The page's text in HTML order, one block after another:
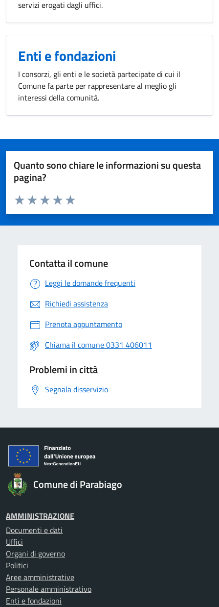
servizi erogati dagli uffici.
Enti e fondazioni
I consorzi, gli enti e le società partecipate di cui il
Comune fa parte per rappresentare al meglio gli
interessi della comunità.
Quanto sono chiare le informazioni su questa
pagina?
Valuta da 1 a 5 stelle la pagina
Valuta 5 stelle su 5
Valuta 4 stelle su 5
Valuta 3 stelle su 5
Valuta 2 stelle su 5
Valuta 1 stelle su 5
Contatta il comune
Leggi le domande frequenti
Richiedi assistenza
Prenota appuntamento
Chiama il comune 0331 406011
Problemi in città
Segnala disservizio
Comune di Parabiago
AMMINISTRAZIONE
Documenti e dati
Uffici
Organi di governo
Politici
Aree amministrative
Personale amministrativo
Enti e fondazioni